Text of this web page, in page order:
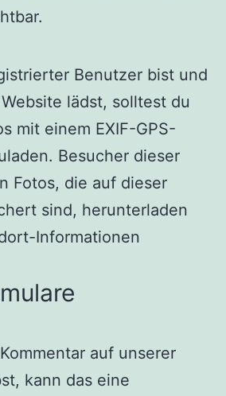
Benutzer bist und
lädst, solltest du
mit einem EXIF-GPS-
Besucher dieser
Fotos, die auf dieser
sind, herunterladen
Informationen
auf unserer
kann das eine